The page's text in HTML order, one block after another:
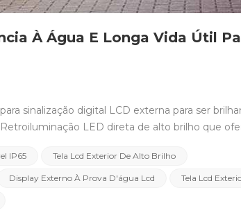
À Água E Longa Vida Útil
sinalização digital LCD externa para ser
LED direta de alto brilho que
protegê-la de diversas situações ambientais.
enferruja por mais de 10 anos.Classificação IP:
IP65 Tela Lcd Exterior De Alto Brilho
Display Externo À Prova D'água Lcd Tela Lcd